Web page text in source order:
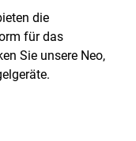
die
für das
Sie unsere Neo,